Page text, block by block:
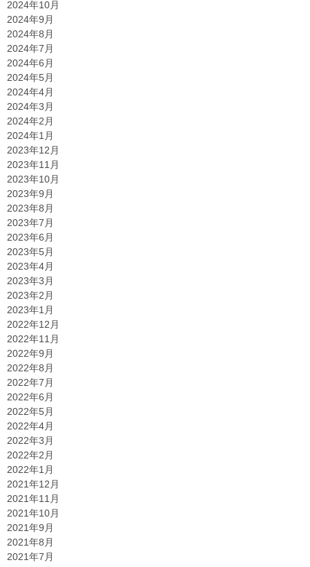
2024年10月
2024年9月
2024年8月
2024年7月
2024年6月
2024年5月
2024年4月
2024年3月
2024年2月
2024年1月
2023年12月
2023年11月
2023年10月
2023年9月
2023年8月
2023年7月
2023年6月
2023年5月
2023年4月
2023年3月
2023年2月
2023年1月
2022年12月
2022年11月
2022年9月
2022年8月
2022年7月
2022年6月
2022年5月
2022年4月
2022年3月
2022年2月
2022年1月
2021年12月
2021年11月
2021年10月
2021年9月
2021年8月
2021年7月